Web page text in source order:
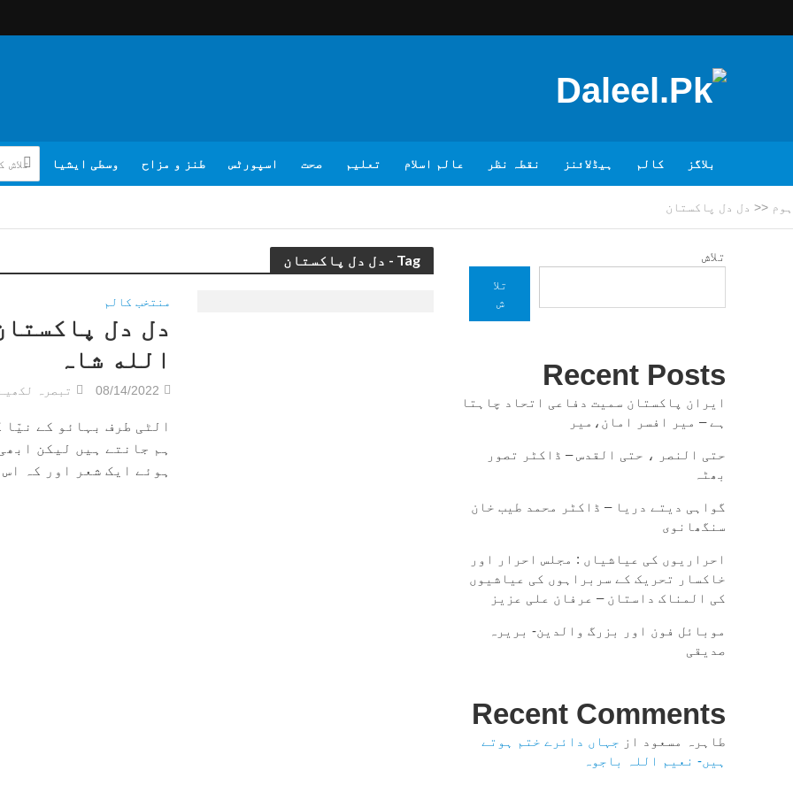
بلاگز کالم ہیڈلائنز نقطہ نظر عالم اسلام تعلیم صحت اسپورٹس طنز و مزاح وسطی ایشیا
ہوم << دل دل پاکستان
Tag - دل دل پاکستان
منتخب کالم
دل دل
الله شاہ
08/14/2022 تبصرہ
الٹی طرف بہائو کے
ہم جانتے ہیں لیکن
ہوئے ایک شعر اور کہ اس
تلاش
تلا
ش
Recent Posts
ایران پاکستان سمیت دفاعی اتحاد چاہتا
ہے – میر افسر امان،میر
حتی النصر ، حتی القدس – ڈاکٹر تصور
بھٹہ
گواہی دیتے دریا – ڈاکٹر محمد طیب خان
سنگھانوی
احراریوں کی عیاشیاں : مجلس احرار اور
خاکسار تحریک کے سربراہوں کی عیاشیوں
کی المناک داستان – عرفان علی عزیز
موبائل فون اور بزرگ والدین- بریرہ
صدیقی
Recent Comments
طاہرہ مسعود از جہاں دائرے ختم ہوتے
ہیں- نعیم اللہ باجوہ